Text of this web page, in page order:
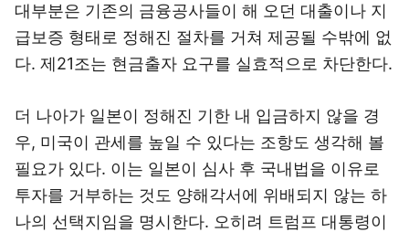
대부분은 기존의 금융공사들이 해 오던 대출이나 지
급보증 형태로 정해진 절차를 거쳐 제공될 수밖에 없
다. 제21조는 현금출자 요구를 실효적으로 차단한다.
더 나아가 일본이 정해진 기한 내 입금하지 않을 경
우, 미국이 관세를 높일 수 있다는 조항도 생각해 볼
필요가 있다. 이는 일본이 심사 후 국내법을 이유로
투자를 거부하는 것도 양해각서에 위배되지 않는 하
나의 선택지임을 명시한다. 오히려 트럼프 대통령이